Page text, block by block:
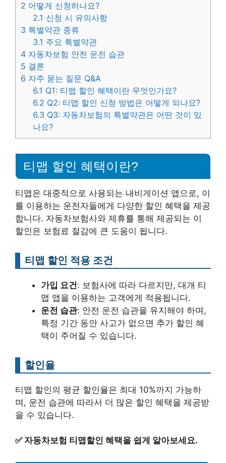
2 어떻게 신청하나요?
2.1 신청 시 유의사항
3 특별약관 종류
3.1 주요 특별약관
4 자동차보험 안전 운전 습관
5 결론
6 자주 묻는 질문 Q&A
6.1 Q1: 티맵 할인 혜택이란 무엇인가요?
6.2 Q2: 티맵 할인 신청 방법은 어떻게 되나요?
6.3 Q3: 자동차보험의 특별약관은 어떤 것이 있
나요?
티맵 할인 혜택이란?
티맵은 대중적으로 사용되는 내비게이션 앱으로, 이
를 이용하는 운전자들에게 다양한 할인 혜택을 제공
합니다. 자동차보험사와 제휴를 통해 제공되는 이
할인은 보험료 절감에 큰 도움이 됩니다.
티맵 할인 적용 조건
가입 요건: 보험사에 따라 다르지만, 대개 티
맵 앱을 이용하는 고객에게 적용됩니다.
운전 습관: 안전 운전 습관을 유지해야 하며,
특정 기간 동안 사고가 없으면 추가 할인 혜
택이 주어질 수 있습니다.
할인율
티맵 할인의 평균 할인율은 최대 10%까지 가능하
며, 운전 습관에 따라서 더 많은 할인 혜택을 제공받
을 수 있습니다.
✅ 자동차보험 티맵할인 혜택을 쉽게 알아보세요.